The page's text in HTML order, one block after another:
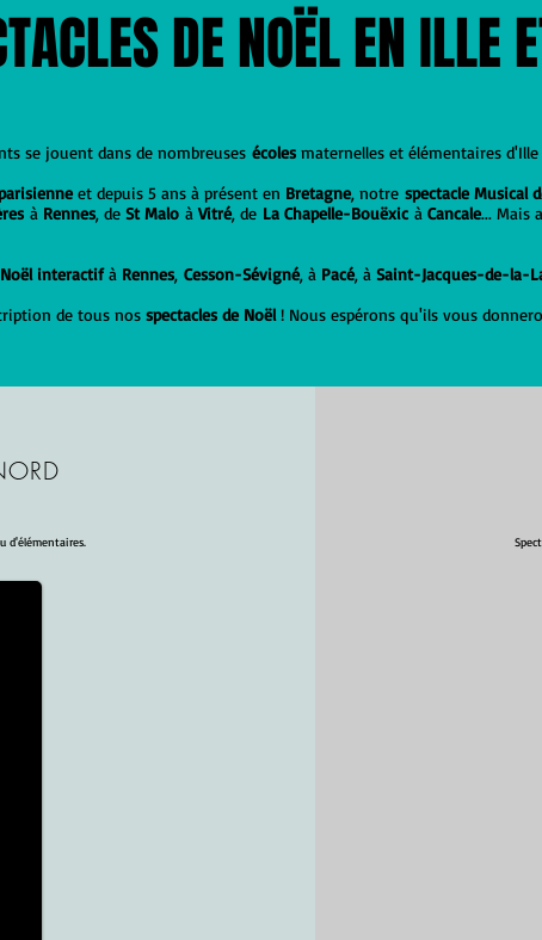
DE NOËL EN ILLE
se jouent dans de nombreuses écoles maternelles et élémentaires
et depuis 5 ans à présent en Bretagne, notre spectacle Musical
à Rennes, de St Malo à Vitré, de La Chapelle-Bouëxic à Cancale... Mais
interactifà Rennes, Cesson-Sévigné, à Pacé, à Saint-Jacques-de-la-
de tous nos spectacles de Noël ! Nous espérons qu'ils vous
d'élémentaires.